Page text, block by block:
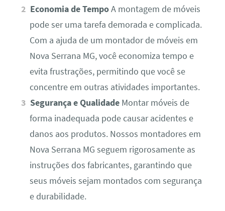
Economia de TempoA montagem de móveis
pode ser uma tarefa demorada e complicada.
Com a ajuda de um montador de móveis em
Nova Serrana MG, você economiza tempo e
evita frustrações, permitindo que você se
concentre em outras atividades importantes.
Segurança e Qualidade Montar móveis de
forma inadequada pode causar acidentes e
danos aos produtos. Nossos montadores em
Nova Serrana MG seguem rigorosamente as
instruções dos fabricantes, garantindo que
seus móveis sejam montados com segurança
e durabilidade.